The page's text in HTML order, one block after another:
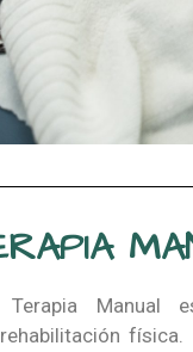
Terapia Manual